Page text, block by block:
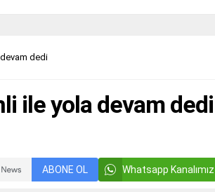
dedi
ile yola devam dedi
ABONE OL Whatsapp Kanalımız